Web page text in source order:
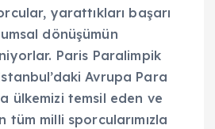
yarattıkları başarı
dönüşümün
Paris Paralimpik
Avrupa Para
ülkemizi temsil eden ve
tüm milli sporcularımızla